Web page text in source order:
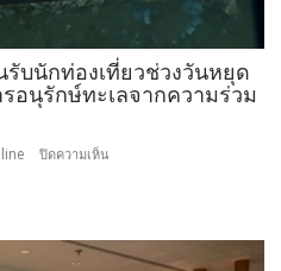
รับนักท่องเที่ยวช่วงวันหยุด
อนุรักษ์ทะเลจากความร่วม
ปิดความเห็น
ต้อนรับ